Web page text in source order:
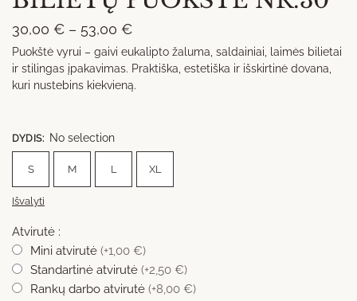
30,00 € – 53,00 €Price
range:
30,00 €
through
Puokštė vyrui – gaivi eukalipto žaluma, saldainiai, laimės bilietai
ir stilingas įpakavimas. Praktiška, estetiška ir išskirtinė dovana,
kuri nustebins kiekvieną.
DYDIS: No selection
S M L XL
Išvalyti
Atvirutė :
Mini atvirutė (+1,00 €)
Standartinė atvirutė (+2,50 €)
Rankų darbo atvirutė (+8,00 €)